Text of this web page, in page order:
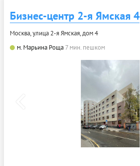
Бизнес-центр 2-я Ямская 4
Москва, улица 2-я Ямская, дом 4
м. Марьина Роща 7 мин. пешком